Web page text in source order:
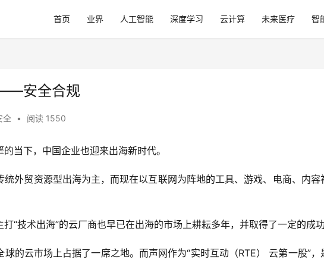
首页 业界 人工智能 深度学习 云计算 未来医疗 智
安全合规
全 • 阅读 1550
当下，中国企业也迎来出海新时代。
外贸资源型出海为主，而现在以互联网为阵地的工具、游戏、电商、内容
“技术出海”的云厂商也早已在出海的市场上耕耘多年，并取得了一定的成功
的云市场上占据了一席之地。而声网作为“实时互动（RTE） 云第一股”，